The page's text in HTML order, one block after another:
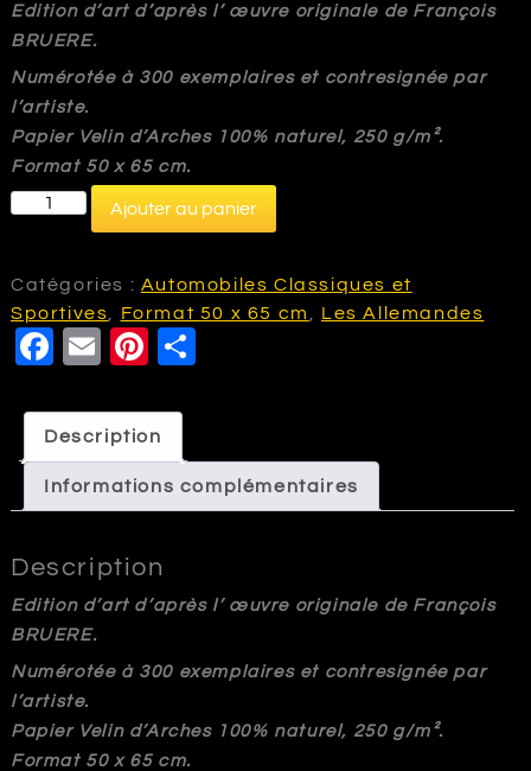
Edition d’art d’après l’ œuvre originale de François
BRUERE.
Numérotée à 300 exemplaires et contresignée par
l’artiste.
Papier Velin d’Arches 100% naturel, 250 g/m².
Format 50 x 65 cm.
quantité
Garage
Porsche
911
Ajouter au panier
Catégories : Automobiles Classiques et
Sportives
Format 50 x 65 cm Les Allemandes
F
c
e
b
o
k
E
ai
l
Pi
e
r
e
a
g
Description
Informations complémentaires
Description
Edition d’art d’après l’ œuvre originale de François
BRUERE.
Numérotée à 300 exemplaires et contresignée par
l’artiste.
Papier Velin d’Arches 100% naturel, 250 g/m².
Format 50 x 65 cm.